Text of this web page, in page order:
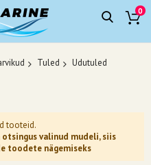
0
Tuled Udutuled
tooteid.
valinud mudeli, siis
toodete nägemiseks